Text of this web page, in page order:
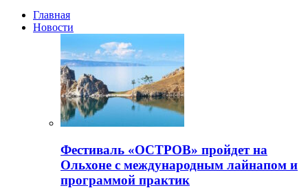
Главная
Новости
Фестиваль «ОСТРОВ» пройдет на
Ольхоне с международным лайнапом и
программой практик